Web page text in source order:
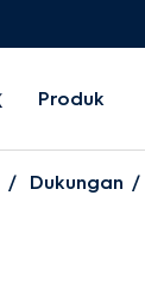
Produk
Dukungan